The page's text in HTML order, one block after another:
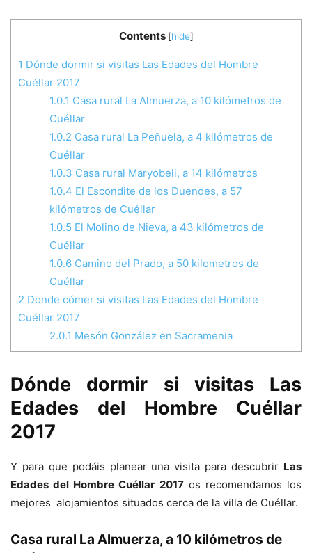
Contents [hide]
1 Dónde dormir si visitas Las Edades del Hombre
Cuéllar 2017
1.0.1 Casa rural La Almuerza, a 10 kilómetros de
Cuéllar
1.0.2 Casa rural La Peñuela, a 4 kilómetros de
Cuéllar
1.0.3 Casa rural Maryobeli, a 14 kilómetros
1.0.4 El Escondite de los Duendes, a 57
kilómetros de Cuéllar
1.0.5 El Molino de Nieva, a 43 kilómetros de
Cuéllar
1.0.6 Camino del Prado, a 50 kilometros de
Cuéllar
2 Donde cómer si visitas Las Edades del Hombre
Cuéllar 2017
2.0.1 Mesón González en Sacramenia
Dónde dormir si visitas Las
Edades del Hombre Cuéllar
2017
Y para que podáis planear una visita para descubrir Las
Edades del Hombre Cuéllar 2017os recomendamos los
mejores alojamientos situados cerca de la villa de Cuéllar.
Casa rural La Almuerza, a 10 kilómetros de